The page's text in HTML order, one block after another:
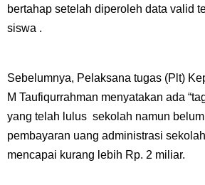
bertahap setelah diperoleh data valid
siswa .
Sebelumnya, Pelaksana tugas (Plt)
M Taufiqurrahman menyatakan ada
yang telah lulus sekolah namun
pembayaran uang administrasi
mencapai kurang lebih Rp. 2 miliar.